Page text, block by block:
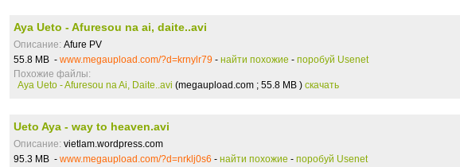
Aya Ueto - Afuresou na ai, daite..avi
Описание: Afure PV
55.8 MB - www.megaupload.com/?d=krnylr79 - найти похожие - поробуй Usenet
Похожие файлы:
Aya Ueto - Afuresou na Ai, Daite..avi (megaupload.com ; 55.8 MB ) скачать
Ueto Aya - way to heaven.avi
Описание: vietlam.wordpress.com
95.3 MB - www.megaupload.com/?d=nrklj0s6 - найти похожие - поробуй Usenet